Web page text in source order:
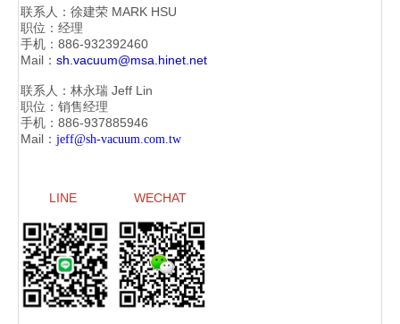
联系人：徐建荣 MARK HSU
职位：经理
手机：886-932392460
Mail： sh.vacuum@msa.hinet.net
联系人：林永瑞 Jeff Lin
职位：销售经理
手机：886-937885946
Mail： jeff@sh-vacuum.com.tw
LINE WECHAT